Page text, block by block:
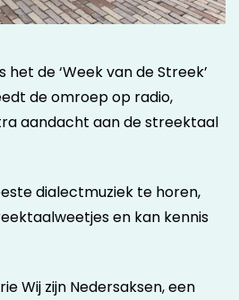
het de ‘Week van de Streek’
de omroep op radio,
aandacht aan de streektaal
dialectmuziek te horen,
en kan kennis
Wij zijn Nedersaksen, een